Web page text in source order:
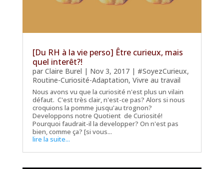
[Du RH à la vie perso] Être curieux, mais
quel interêt?!
par Claire Burel | Nov 3, 2017| #SoyezCurieux,
Routine-Curiosité-Adaptation, Vivre au travail
Nous avons vu que la curiosité n'est plus un vilain
défaut. C'est très clair, n'est-ce pas? Alors si nous
croquions la pomme jusqu'au trognon?
Developpons notre Quotient de Curiosité!
Pourquoi faudrait-il la developper? On n'est pas
bien, comme ça? [si vous...
lire la suite...